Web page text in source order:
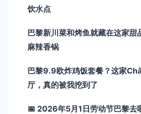
饮水点
巴黎新川菜和烤鱼就藏在这家甜
麻辣香锅
巴黎9.9欧炸鸡饭套餐？这家
厅，真的被我挖到了
📅 2026年5月1日劳动节巴黎去